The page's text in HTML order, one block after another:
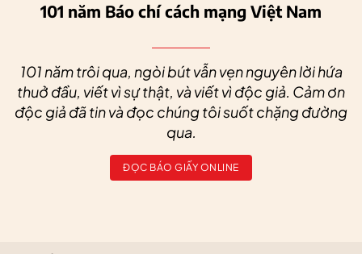
101 năm Báo chí cách mạng Việt Nam
101 năm trôi qua, ngòi bút vẫn vẹn nguyên lời hứa
thuở đầu, viết vì sự thật, và viết vì độc giả. Cảm ơn
độc giả đã tin và đọc chúng tôi suốt chặng đường
qua.
ĐỌC BÁO GIẤY ONLINE